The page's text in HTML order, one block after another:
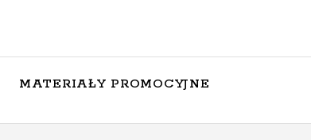
MATERIAŁY PROMOCYJNE